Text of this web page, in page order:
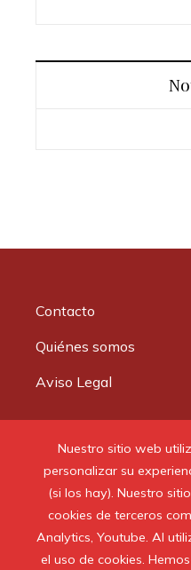
Nuestro sitio web
personalizar su
(si los hay). Nuestro
cookies de terceros
Analytics, Youtube. Al
el uso de cookies.
Contacto
Quiénes somos
Aviso Legal
© 2020 Todos los